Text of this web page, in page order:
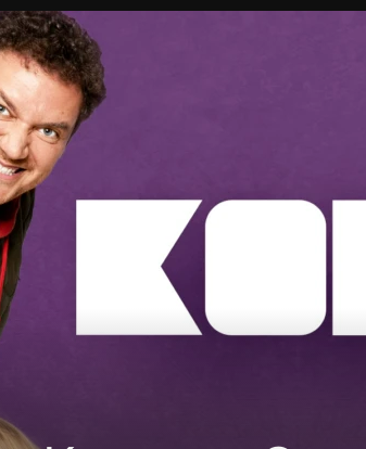
Политика конфиденциальности
Бесплатные каналы